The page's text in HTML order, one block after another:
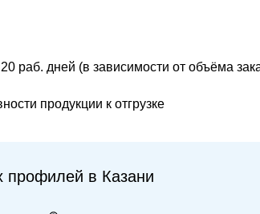
раб. дней (в зависимости от объёма
продукции к отгрузке
профилей в Казани